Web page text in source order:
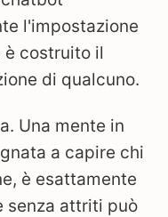
l'impostazione
costruito il
di qualcuno.
Una mente in
a capire chi
è esattamente
senza attriti può